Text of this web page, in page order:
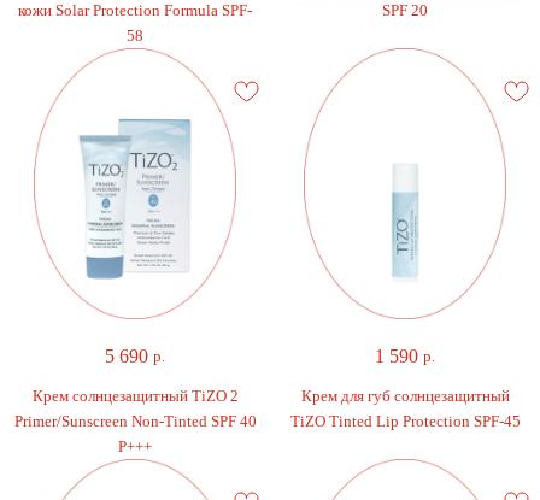
кожи Solar Protection Formula SPF-
58
SPF 20
5 690 р.
Крем солнцезащитный TiZO 2
Primer/Sunscreen Non-Tinted SPF 40
P+++
1 590 р.
Крем для губ солнцезащитный
TiZO Tinted Lip Protection SPF-45